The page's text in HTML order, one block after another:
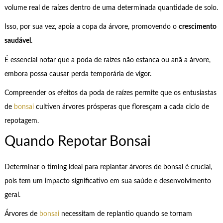
volume real de raízes dentro de uma determinada quantidade de solo.
Isso, por sua vez, apoia a copa da árvore, promovendo o crescimento
saudável .
É essencial notar que a poda de raízes não estanca ou anã a árvore,
embora possa causar perda temporária de vigor.
Compreender os efeitos da poda de raízes permite que os entusiastas
de bonsaicultiven árvores prósperas que floresçam a cada ciclo de
repotagem.
Quando Repotar Bonsai
Determinar o timing ideal para replantar árvores de bonsai é crucial,
pois tem um impacto significativo em sua saúde e desenvolvimento
geral.
Árvores de bonsainecessitam de replantio quando se tornam